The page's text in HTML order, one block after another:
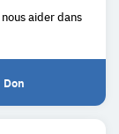
nous aider dans
Don
(Lien